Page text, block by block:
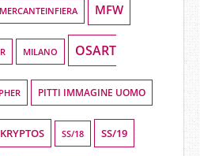
MERCANTEINFIERA MFW
MILANO OSART
PITTI IMMAGINE UOMO
SS/18 SS/19